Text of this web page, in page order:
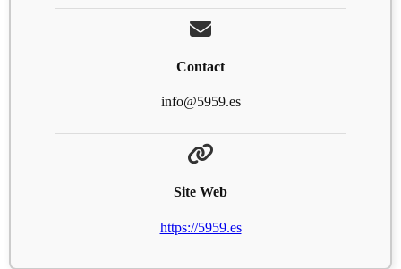
Contact
info@5959.es
Site Web
https://5959.es